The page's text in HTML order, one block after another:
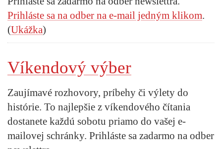
Prihláste sa na odber na e-mail jedným klikom.
(Ukážka)
Víkendový výber
Zaujímavé rozhovory, príbehy či výlety do
histórie. To najlepšie z víkendového čítania
dostanete každú sobotu priamo do vašej e-
mailovej schránky. Prihláste sa zadarmo na odber